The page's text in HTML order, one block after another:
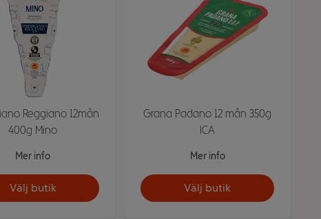
Reggiano 12mån
400g Mino
Mer info
Välj butik
Grana Padano 12 mån 350g
ICA
Mer info
Välj butik